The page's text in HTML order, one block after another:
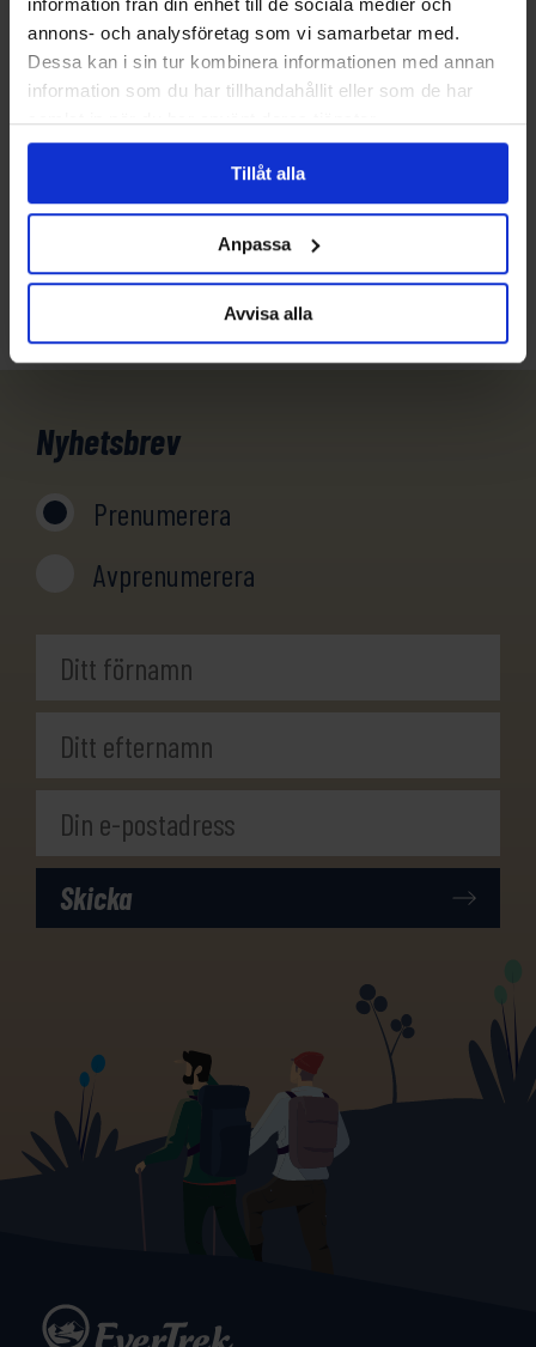
annons- och analysföretag som vi samarbetar med.
Dessa kan i sin tur kombinera informationen med annan
information som du har tillhandahållit eller som de har
samlat in när du har använt deras tjänster.
Tillåt alla
Anpassa
Avvisa alla
Frågor?
Har du funderingar eller vill veta mer om denna
produkt? Ring oss!
info@evertrek.se
Nyhetsbrev
Prenumerera
Avprenumerera